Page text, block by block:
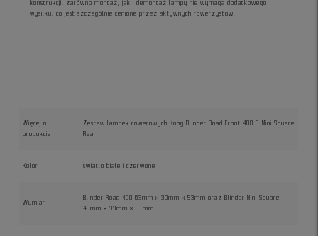
konstrukcji, zarówno montaż, jak i demontaż lampy nie wymaga dodatkowego
wysiłku, co jest szczególnie cenione przez aktywnych rowerzystów.
Więcej o
produkcie
Zestaw lampek rowerowych Knog Blinder Road Front 400 & Mini Square
Rear
Kolor światło białe i czerwone
Wymiar
Blinder Road 400 63mm x 30mm x 53mm oraz Blinder Mini Square
40mm x 33mm x 31mm